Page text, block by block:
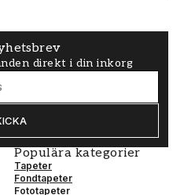
direkt i din inkorg
Populära kategorier
Tapeter
Fondtapeter
Fototapeter